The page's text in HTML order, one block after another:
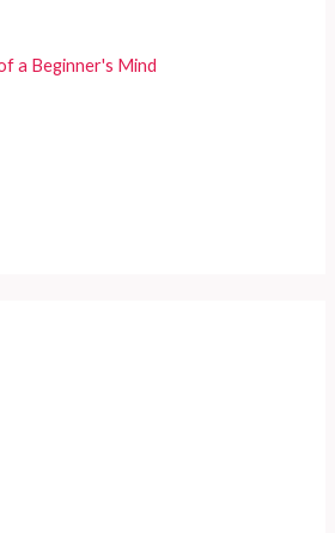
a Beginner's Mind